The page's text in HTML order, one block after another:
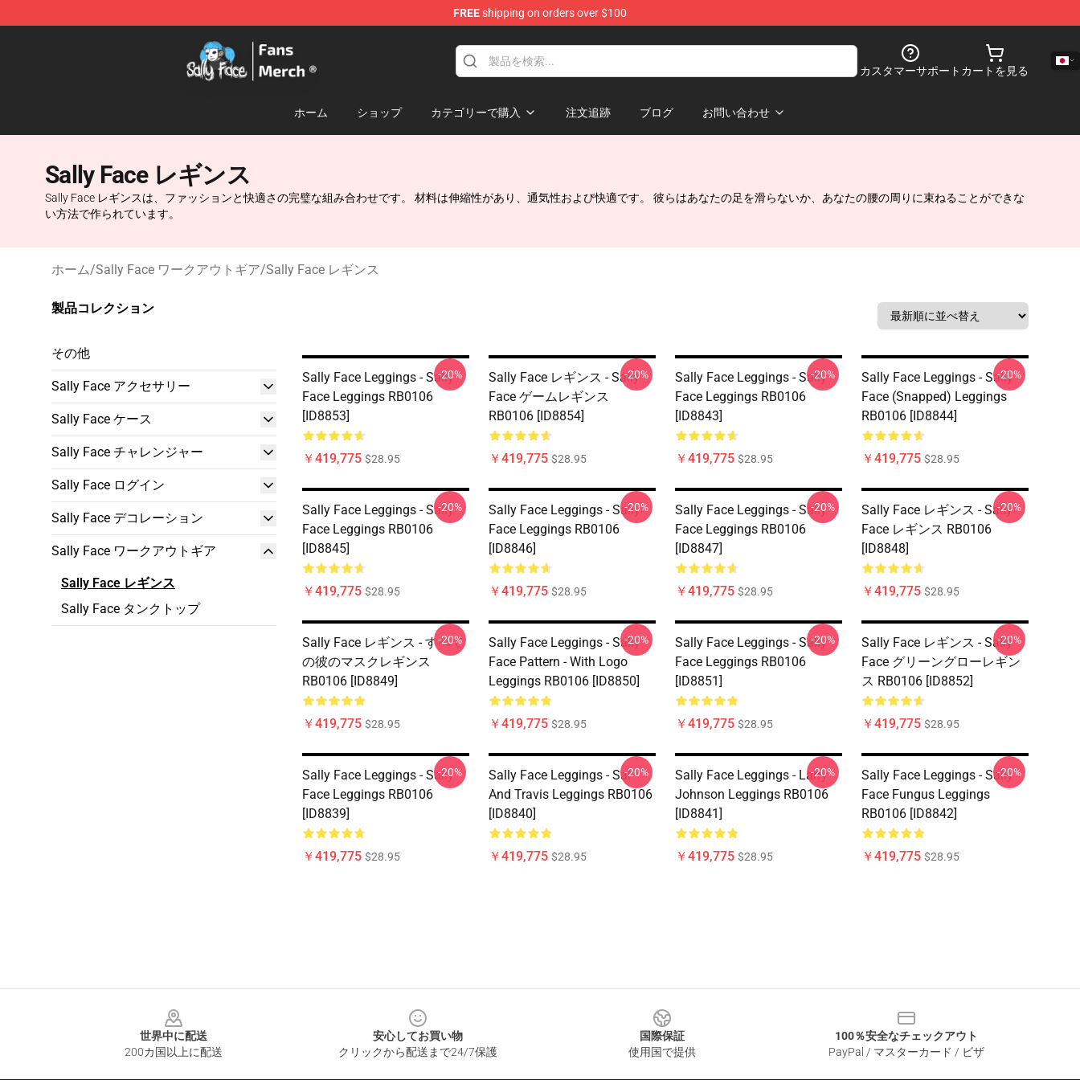
FREEshipping on orders over $100
Sally Face Store - Official Sally Face Merchandise Shop
カスタマーサポート カートを見る
ホーム ショップ カテゴリーで購入 注文追跡 ブログ お問い合わせ
Sally Face レギンス
Sally Face レギンスは、ファッションと快適さの完璧な組み合わせです。 材料は伸縮性があり、通気性および快適です。 彼らはあなたの足を滑らないか、あなたの腰の周りに束ねることができな
い方法で作られています。
ホーム/Sally Face ワークアウトギア/Sally Face レギンス
製品コレクション
その他
Sally Face アクセサリー
Sally Face ケース
Sally Face チャレンジャー
Sally Face ログイン
Sally Face デコレーション
Sally Face ワークアウトギア
Sally Face レギンス
Sally Face タンクトップ
Sally Face Leggings - Sally
Face Leggings RB0106
[ID8853]
￥419,775 $28.95
-20%
Sally Face レギンス - Sally
Face ゲームレギンス
RB0106 [ID8854]
￥419,775 $28.95
-20%
Sally Face Leggings - Sally
Face Leggings RB0106
[ID8843]
￥419,775 $28.95
-20%
Sally Face Leggings - Sally
Face (Snapped) Leggings
RB0106 [ID8844]
￥419,775 $28.95
-20%
Sally Face Leggings - Sally
Face Leggings RB0106
[ID8845]
￥419,775 $28.95
-20%
Sally Face Leggings - Sally
Face Leggings RB0106
[ID8846]
￥419,775 $28.95
-20%
Sally Face Leggings - Sally
Face Leggings RB0106
[ID8847]
￥419,775 $28.95
-20%
Sally Face レギンス - Sally
Face レギンス RB0106
[ID8848]
￥419,775 $28.95
-20%
Sally Face レギンス - すべて
の彼のマスクレギンス
RB0106 [ID8849]
￥419,775 $28.95
-20%
Sally Face Leggings - Sally
Face Pattern - With Logo
Leggings RB0106 [ID8850]
￥419,775 $28.95
-20%
Sally Face Leggings - Sally
Face Leggings RB0106
[ID8851]
￥419,775 $28.95
-20%
Sally Face レギンス - Sally
Face グリーングローレギン
ス RB0106 [ID8852]
￥419,775 $28.95
-20%
Sally Face Leggings - Sally
Face Leggings RB0106
[ID8839]
￥419,775 $28.95
-20%
Sally Face Leggings - Sal
And Travis Leggings RB0106
[ID8840]
￥419,775 $28.95
-20%
Sally Face Leggings - Larry
Johnson Leggings RB0106
[ID8841]
￥419,775 $28.95
-20%
Sally Face Leggings - Sally
Face Fungus Leggings
RB0106 [ID8842]
￥419,775 $28.95
-20%
世界中に配送
200カ国以上に配送
安心してお買い物
クリックから配送まで24/7保護
国際保証
使用国で提供
100％安全なチェックアウト
PayPal / マスターカード / ビザ